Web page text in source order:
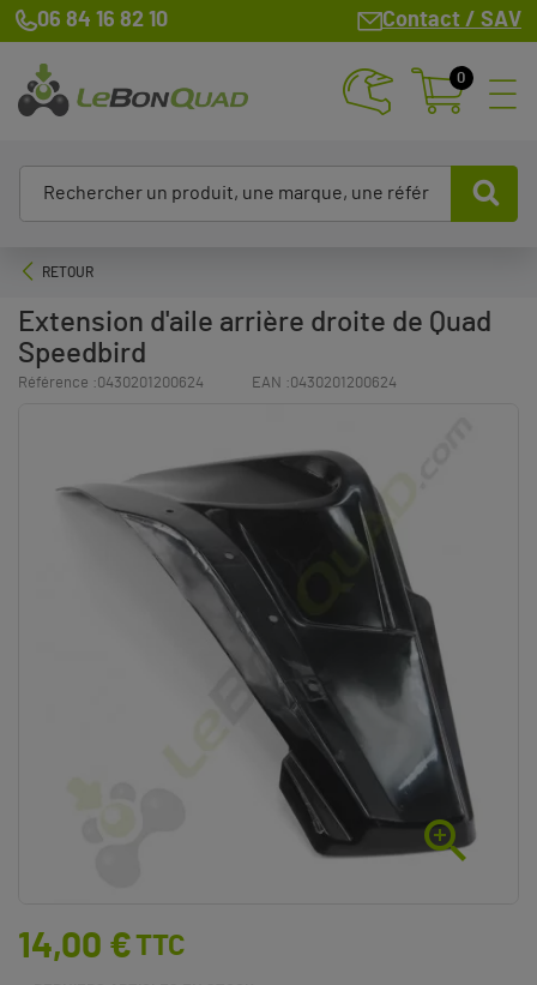
06 84 16 82 10 Contact / SAV
0
RETOUR
Extension d'aile arrière droite de Quad
Speedbird
Référence :0430201200624 EAN :0430201200624

14,00 €TTC